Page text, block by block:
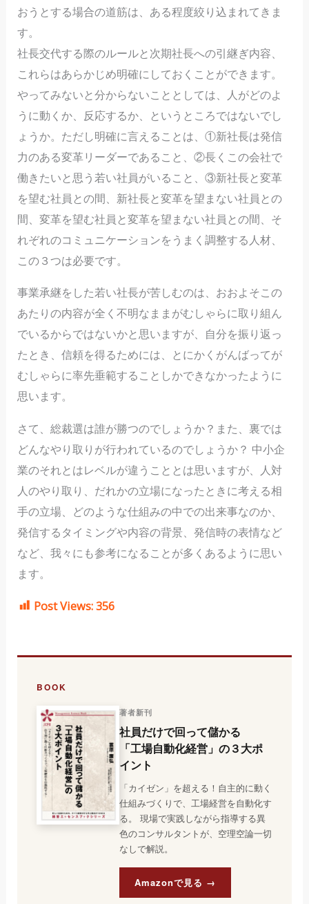
おうとする場合の道筋は、ある程度絞り込まれてきま
す。
社長交代する際のルールと次期社長への引継ぎ内容、
これらはあらかじめ明確にしておくことができます。
やってみないと分からないこととしては、人がどのよ
うに動くか、反応するか、というところではないでし
ょうか。ただし明確に言えることは、①新社長は発信
力のある変革リーダーであること、②長くこの会社で
働きたいと思う若い社員がいること、③新社長と変革
を望む社員との間、新社長と変革を望まない社員との
間、変革を望む社員と変革を望まない社員との間、そ
れぞれのコミュニケーションをうまく調整する人材、
この３つは必要です。
事業承継をした若い社長が苦しむのは、おおよそこの
あたりの内容が全く不明なままがむしゃらに取り組ん
でいるからではないかと思いますが、自分を振り返っ
たとき、信頼を得るためには、とにかくがんばってが
むしゃらに率先垂範することしかできなかったように
思います。
さて、総裁選は誰が勝つのでしょうか？また、裏では
どんなやり取りが行われているのでしょうか？ 中小企
業のそれとはレベルが違うこととは思いますが、人対
人のやり取り、だれかの立場になったときに考える相
手の立場、どのような仕組みの中での出来事なのか、
発信するタイミングや内容の背景、発信時の表情など
など、我々にも参考になることが多くあるように思い
ます。
Post Views:356
BOOK
著者新刊
社員だけで回って儲かる
「工場自動化経営」の３大ポ
イント
「カイゼン」を超える！自主的に動く
仕組みづくりで、工場経営を自動化す
る。 現場で実践しながら指導する異
色のコンサルタントが、空理空論一切
なしで解説。
Amazonで見る →